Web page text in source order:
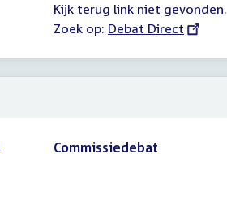
Kijk terug link niet gevonden.
Zoek op: External
Debat Direct
Commissiedebat